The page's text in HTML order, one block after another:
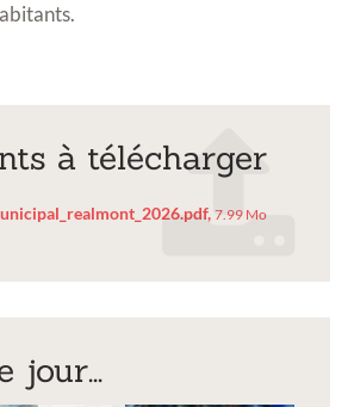
à télécharger
7.99 Mo
jour...